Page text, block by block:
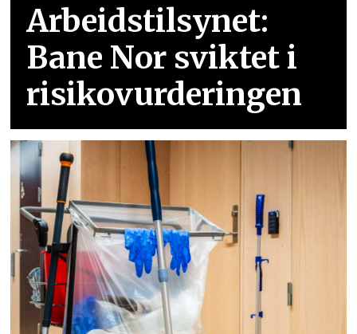
Arbeidstilsynet:
Bane Nor sviktet i
risikovurderingen